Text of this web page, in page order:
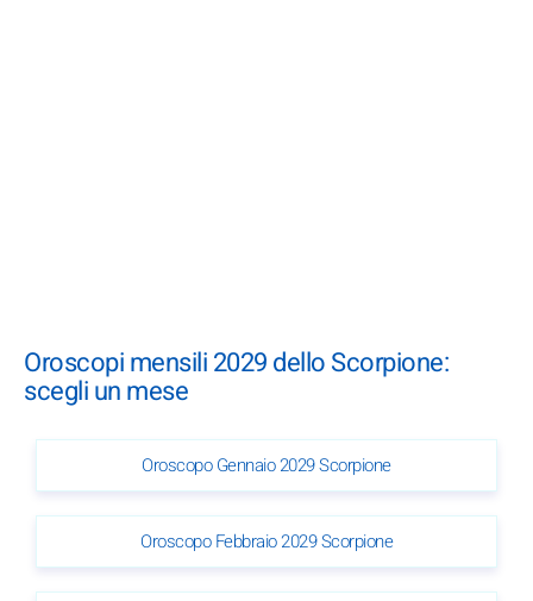
Oroscopi mensili 2029 dello Scorpione:
scegli un mese
Oroscopo Gennaio 2029 Scorpione
Oroscopo Febbraio 2029 Scorpione